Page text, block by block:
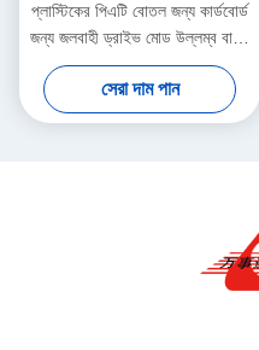
প্লাস্টিকের পিএটি বোতল জন্য কার্ডবোর্ড
জন্য জলবাহী ড্রাইভ মোড উল্লম্ব বালিং
মেশিন
সেরা দাম পান